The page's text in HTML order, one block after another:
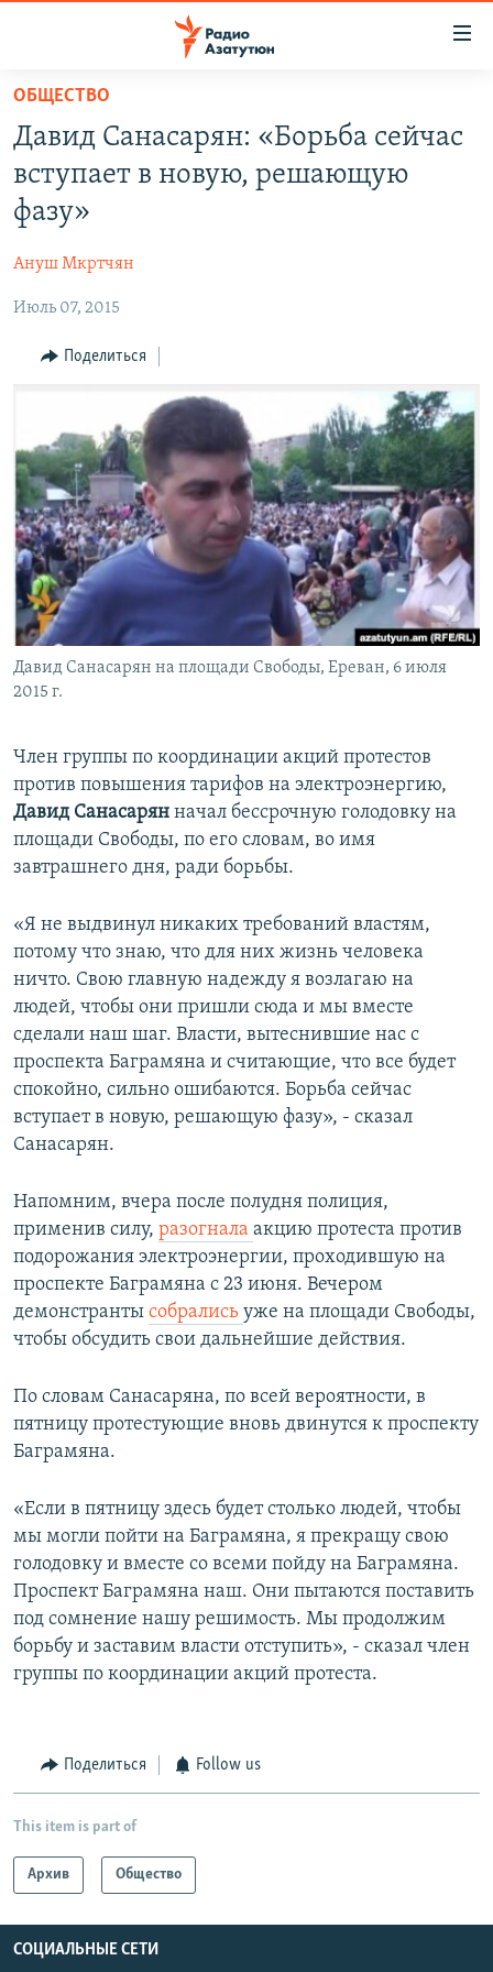
Перейти
основному
содержанию
Перейти
основной
навигации
Перейти
поиску
НОВОСТИ
ПОЛИТИКА
ЭКОНОМИКА
РЕГИОН
НАГОРНЫЙ КАРАБАХ
СПОРТ
АРХИВ
Հայերեն
English
Русский
Все сайты Радио Азатутюн
ОБЩЕСТВО
Давид Санасарян: «Борьба сейчас
вступает в новую, решающую
фазу»
Ануш Мкртчян
Июль 07, 2015
Поделиться
Давид Санасарян на площади Свободы, Ереван, 6 июля
2015 г.
Член группы по координации акций протестов
против повышения тарифов на электроэнергию,
Давид Санасарян начал бессрочную голодовку на
площади Свободы, по его словам, во имя
завтрашнего дня, ради борьбы.
«Я не выдвинул никаких требований властям,
потому что знаю, что для них жизнь человека
ничто. Свою главную надежду я возлагаю на
людей, чтобы они пришли сюда и мы вместе
сделали наш шаг. Власти, вытеснившие нас с
проспекта Баграмяна и считающие, что все будет
спокойно, сильно ошибаются. Борьба сейчас
вступает в новую, решающую фазу», - сказал
Санасарян.
Напомним, вчера после полудня полиция,
применив силу, разогнала акцию протеста против
подорожания электроэнергии, проходившую на
проспекте Баграмяна с 23 июня. Вечером
демонстранты собрались уже на площади Свободы,
чтобы обсудить свои дальнейшие действия.
По словам Санасаряна, по всей вероятности, в
пятницу протестующие вновь двинутся к проспекту
Баграмяна.
«Если в пятницу здесь будет столько людей, чтобы
мы могли пойти на Баграмяна, я прекращу свою
голодовку и вместе со всеми пойду на Баграмяна.
Проспект Баграмяна наш. Они пытаются поставить
под сомнение нашу решимость. Мы продолжим
борьбу и заставим власти отступить», - сказал член
группы по координации акций протеста.
Поделиться Follow us
This item is part of
Архив Общество
СОЦИАЛЬНЫЕ СЕТИ